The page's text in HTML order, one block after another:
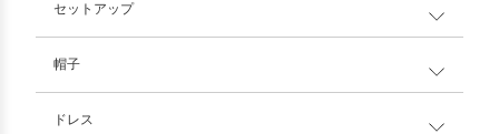
セットアップ
帽子
ドレス